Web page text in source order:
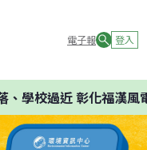
電子報 登入
學校過近 彰化福漢風